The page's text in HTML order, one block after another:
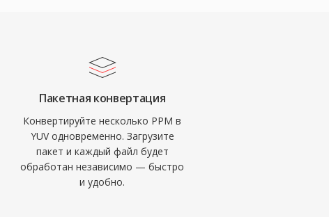
Пакетная конвертация
Конвертируйте несколько PPM в
YUV одновременно. Загрузите
пакет и каждый файл будет
обработан независимо — быстро
и удобно.